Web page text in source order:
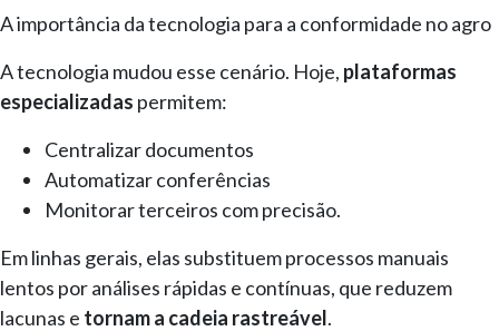
A importância da tecnologia para a conformidade no agro
A tecnologia mudou esse cenário. Hoje, plataformas
especializadas permitem:
Centralizar documentos
Automatizar conferências
Monitorar terceiros com precisão.
Em linhas gerais, elas substituem processos manuais
lentos por análises rápidas e contínuas, que reduzem
lacunas e tornam a cadeia rastreável.